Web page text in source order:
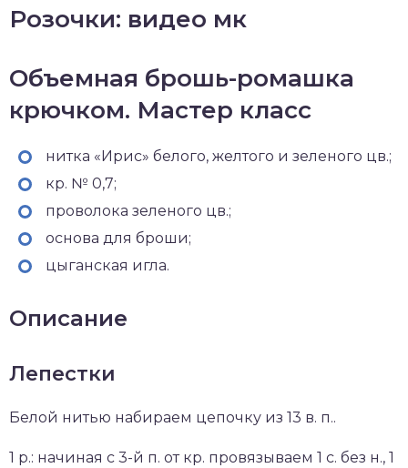
Розочки: видео мк
Объемная брошь-ромашка
крючком. Мастер класс
нитка «Ирис» белого, желтого и зеленого цв.;
кр. № 0,7;
проволока зеленого цв.;
основа для броши;
цыганская игла.
Описание
Лепестки
Белой нитью набираем цепочку из 13 в. п..
1 р.: начиная с 3-й п. от кр. провязываем 1 с. без н., 1